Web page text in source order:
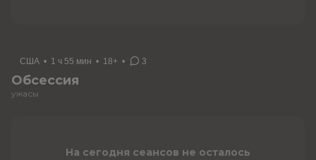
США • 1 ч 55 мин • 18+ • 3
Обсессия
ужасы
На сегодня сеансов не осталось